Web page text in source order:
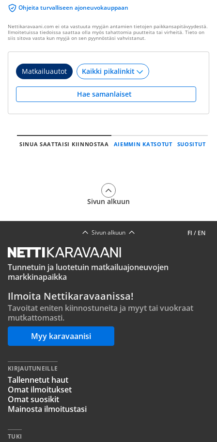
Ohjeita turvalliseen ajoneuvokauppaan
Nettikaravaani.com ei ota vastuuta myyjän antamien tietojen paikkansapitävyydestä.
Ilmoitetuissa tiedoissa saattaa olla myös tahattomia puutteita tai virheitä. Tieto on
siis sitova vasta kun myyjä on sen pyynnöstäsi vahvistanut.
Matkailuautot
Hae samanlaiset
SINUA SAATTAISI KIINNOSTAA AIEMMIN KATSOTUT SUOSITUT
Sivun alkuun
FI / EN
Sivun alkuun
Tunnetuin ja luotetuin matkailuajoneuvojen
markkinapaikka
Ilmoita Nettikaravaanissa!
Tavoitat eniten kiinnostuneita ja myyt tai vuokraat
mutkattomasti.
Myy karavaanisi
KIRJAUTUNEILLE
Tallennetut haut
Omat ilmoitukset
Omat suosikit
Mainosta ilmoitustasi
TUKI